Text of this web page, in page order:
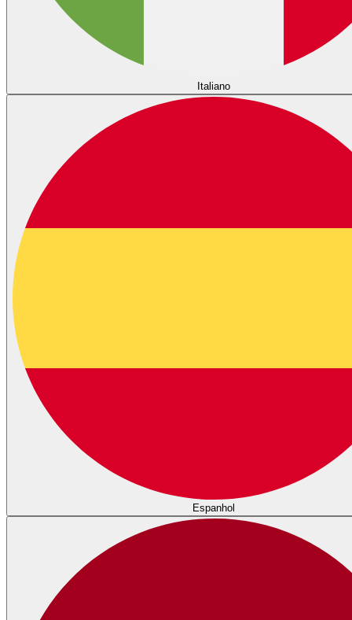
Italiano
Espanhol